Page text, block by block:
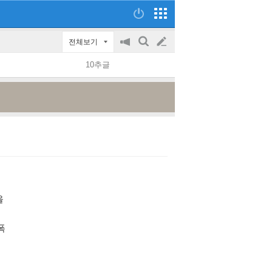
전체보기
공
on/off
검
글
쓰
10추글